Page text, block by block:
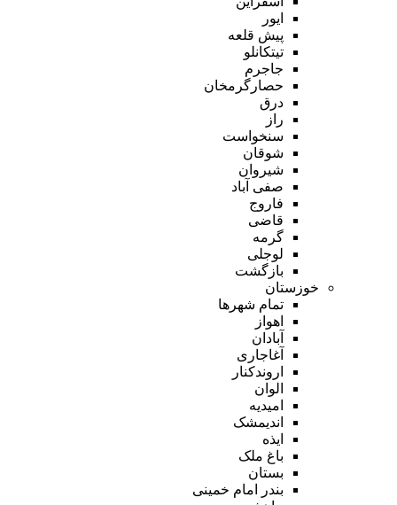
ایور
پیش قلعه
تیتکانلو
جاجرم
حصارگرمخان
درق
راز
سنخواست
شوقان
شیروان
صفی آباد
فاروج
قاضی
گرمه
لوجلی
بازگشت
خوزستان
تمام شهر‌ها
اهواز
آبادان
آغاجاری
اروندکنار
الوان
امیدیه
اندیمشک
ایذه
باغ ملک
بستان
بندر امام خمینی